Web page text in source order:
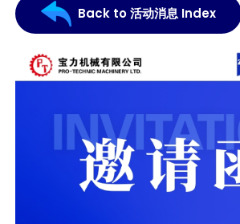
Back to 活动消息 Index